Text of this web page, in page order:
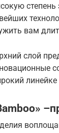
вам
слой
линейке